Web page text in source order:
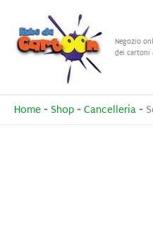
contenuto
Negozio
dei cartoni
Home - Shop - Cancelleria -